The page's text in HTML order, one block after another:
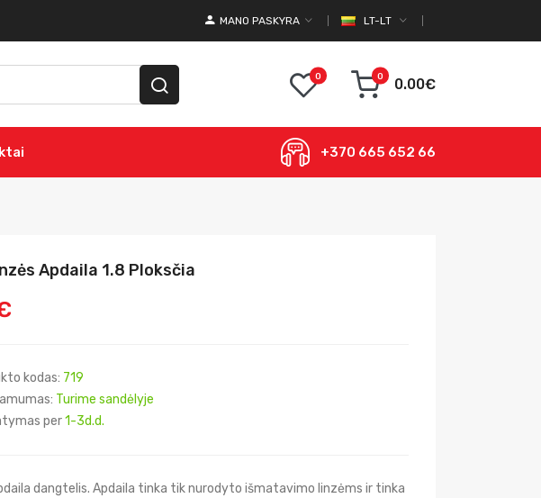
LT-LT
MANO PASKYRA
0 0 0.00€
+370 665 652 66
Apdaila 1.8 Ploksčia
kodas: 719
Turime sandėlyje
per1-3d.d.
dangtelis. Apdaila tinka tik nurodyto išmatavimo linzėms ir tinka